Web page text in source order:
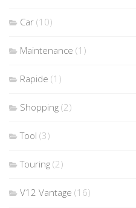
Car (10)
Maintenance (1)
Rapide (1)
Shopping (2)
Tool (3)
Touring (2)
V12 Vantage (16)